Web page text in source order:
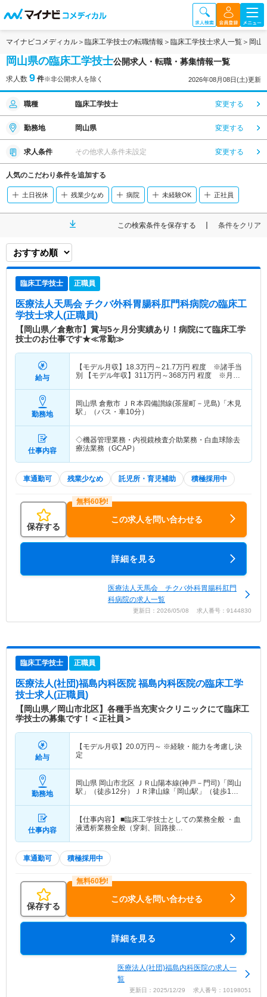
マイナビコメディカル 臨床工学技士の転職情報 臨床工学技士求人一覧 岡山
岡山県の臨床工学技士公開求人・転職・募集情報一覧
求人数 9 件※非公開求人を除く 2026年08月08日(土)更新
職種 臨床工学技士 変更する
勤務地 岡山県 変更する
求人条件 その他求人条件未設定 変更する
人気のこだわり条件を追加する
土日祝休 残業少なめ 病院 未経験OK 正社員
この検索条件を保存する 条件をクリア
臨床工学技士 正職員
医療法人天馬会 チクバ外科胃腸科肛門科病院の臨床工
学技士求人(正職員)
【岡山県／倉敷市】賞与5ヶ月分実績あり！病院にて臨床工学
技士のお仕事です★≪常勤≫
給与
【モデル月収】 18.3万円～21.7万円 程度 ※諸手当
別 【モデル年収】 311万円～368万円 程度 ※月収
勤務地
岡山県 倉敷市 ＪＲ本四備讃線(茶屋町－児島)「木見
駅」（バス・車10分）
仕事内容
◇機器管理業務・内視鏡検査介助業務・白血球除去
療法業務（GCAP）
車通勤可 残業少なめ 託児所・育児補助 積極採用中
保存する
この求人を問い合わせる
詳細を見る
医療法人天馬会 チクバ外科胃腸科肛門
科病院の求人一覧
更新日：2026/05/08 求人番号：9144830
臨床工学技士 正職員
医療法人(社団)福島内科医院 福島内科医院の臨床工学
技士求人(正職員)
【岡山県／岡山市北区】各種手当充実☆クリニックにて臨床工
学技士の募集です！＜正社員＞
給与
【モデル月収】 20.0万円～ ※経験・能力を考慮し決
定
勤務地
岡山県 岡山市北区 ＪＲ山陽本線(神戸－門司)「岡山
駅」（徒歩12分）ＪＲ津山線「岡山駅」（徒歩12
仕事内容
【仕事内容】 ■臨床工学技士としての業務全般 ・血
液透析業務全般（穿刺、回路接…
車通勤可 積極採用中
保存する
この求人を問い合わせる
詳細を見る
医療法人(社団)福島内科医院の求人一
覧
更新日：2025/12/29 求人番号：10198051